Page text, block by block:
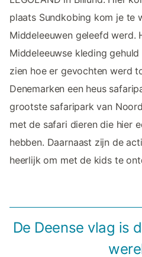
plaats Sundkobing kom je te
Middeleeuwen geleefd werd.
Middeleeuwse kleding
zien hoe er gevochten werd
Denemarken een heus
grootste safaripark van
met de safari dieren die hier
hebben. Daarnaast zijn de
heerlijk om met de kids te
De Deense vlag is